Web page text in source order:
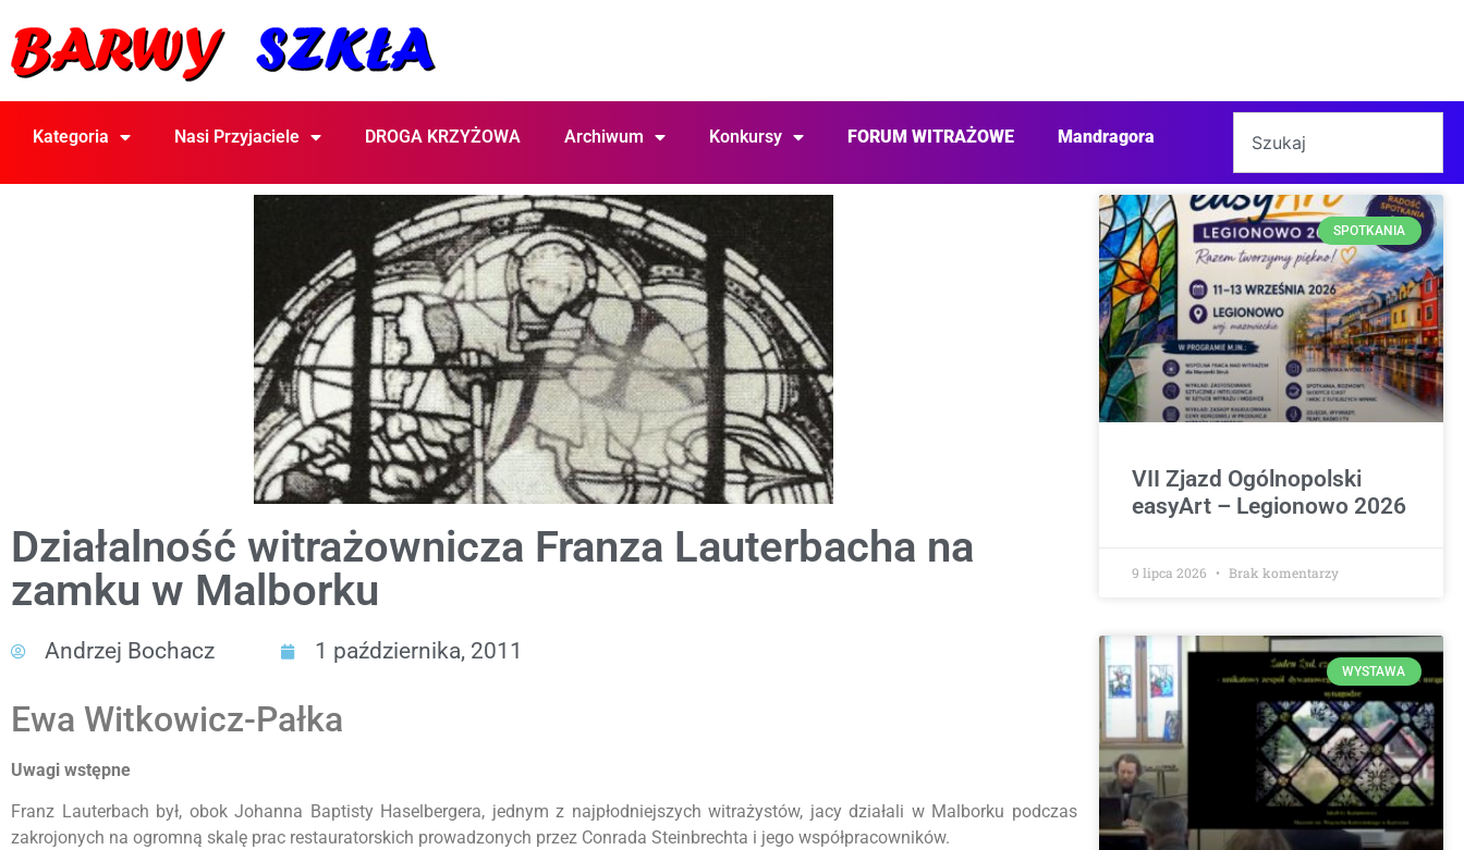
Kategoria Nasi Przyjaciele DROGA KRZYŻOWA Archiwum Konkursy FORUM WITRAŻOWE Mandragora
Działalność witrażownicza Franza Lauterbacha na
zamku w Malborku
Andrzej Bochacz 1 października, 2011
Ewa Witkowicz-Pałka
Uwagi wstępne
Franz Lauterbach był, obok Johanna Baptisty Haselbergera, jednym z najpłodniejszych witrażystów, jacy działali w Malborku podczas
zakrojonych na ogromną skalę prac restauratorskich prowadzonych przez Conrada Steinbrechta i jego współpracowników.
SPOTKANIA
VII Zjazd Ogólnopolski
easyArt – Legionowo 2026
9 lipca 2026 Brak komentarzy
WYSTAWA